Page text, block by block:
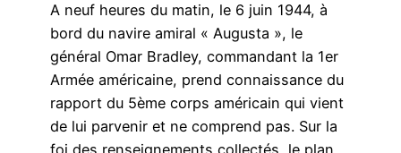
A neuf heures du matin, le 6 juin 1944, à
bord du navire amiral « Augusta », le
général Omar Bradley, commandant la 1er
Armée américaine, prend connaissance du
rapport du 5ème corps américain qui vient
de lui parvenir et ne comprend pas. Sur la